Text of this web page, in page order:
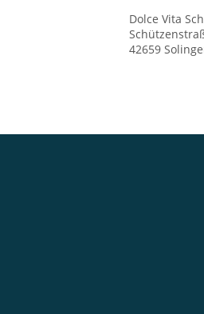
Dolce Vita
42659